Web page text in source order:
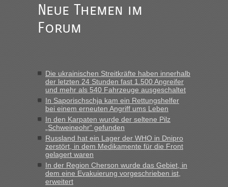
Neue Themen im
Forum
Die ukrainischen Streitkräfte haben innerhalb
der letzten 24 Stunden fast 1.500 Angreifer
und mehr als 540 Fahrzeuge ausgeschaltet
In Saporischschja kam ein Rettungshelfer
bei einem erneuten Angriff ums Leben
In den Karpaten wurde der seltene Pilz
„Schweineohr“ gefunden
Russland hat ein Lager der WHO in Dnipro
zerstört, in dem Medikamente für die Front
gelagert waren
In der Region Cherson wurde das Gebiet, in
dem eine Evakuierung vorgeschrieben ist,
erweitert